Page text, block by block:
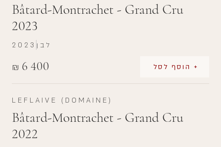
Bâtard-Montrachet - Grand Cru
2023
₪ 6 400 + הוסף לסל
2023 לבן
LEFLAIVE (DOMAINE)
Bâtard-Montrachet - Grand Cru
2022